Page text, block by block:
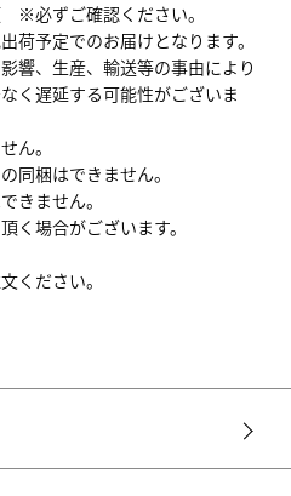
必ずご確認ください。
荷予定でのお届けとなります。
響、生産、輸送等の事由により
く遅延する可能性がございま
ん。
同梱はできません。
きません。
く場合がございます。
ください。